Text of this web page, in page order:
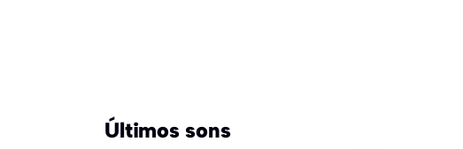
Últimos sons